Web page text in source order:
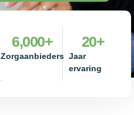
Zorgaanbieders
6,000+
Jaar
ervaring
20+